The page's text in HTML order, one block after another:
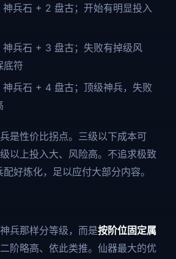
兵石 + 2 盘古；开始有明显投入
兵石 + 3 盘古；失败有掉级风
底符
兵石 + 4 盘古；顶级神兵，失败
是性价比拐点。三级以下成本可
以上投入大、风险高。不追求极致
好炼化，足以应付大部分内容。
兵那样分等级，而是按阶位固定属
阶略高、依此类推。仙器最大的优